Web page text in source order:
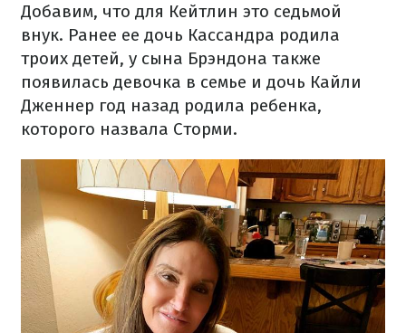
Добавим, что для Кейтлин это седьмой
внук. Ранее ее дочь Кассандра родила
троих детей, у сына Брэндона также
появилась девочка в семье и дочь Кайли
Дженнер год назад родила ребенка,
которого назвала Сторми.